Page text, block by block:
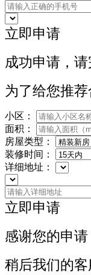
立即申请
成功申请，
为了给您推
小区：
面积：
房屋类型：
装修时间：
详细地址：
立即申请
感谢您的申请
稍后我们的